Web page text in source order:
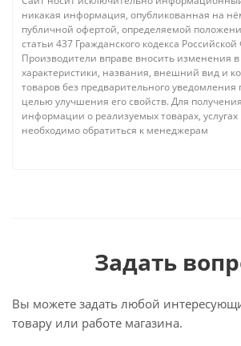
никакая информация, опубликованная на
публичной офертой, определяемой
статьи 437 Гражданского кодекса
Производители вправе вносить изменения в
характеристики, названия, внешний вид и
товаров без предварительного уведомления
целью улучшения его свойств. Для
информации о реализуемых товарах,
необходимо обратиться к менеджерам
Задать
Вы можете задать любой
товару или работе магазина.